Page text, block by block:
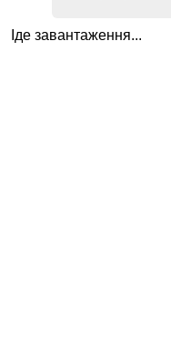
Іде завантаження...